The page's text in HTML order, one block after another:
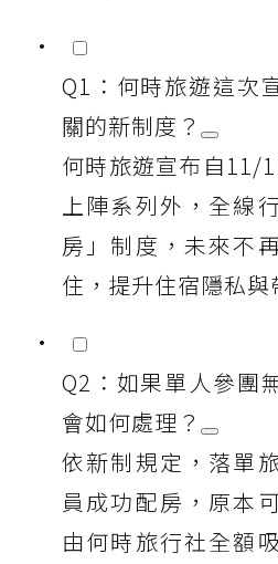
Q1：何時旅遊這次
關的新制度？
何時旅遊宣布自11/
上陣系列外，全線
房」制度，未來不
住，提升住宿隱私與
Q2：如果單人參團
會如何處理？
依新制規定，落單
員成功配房，原本
由何時旅行社全額